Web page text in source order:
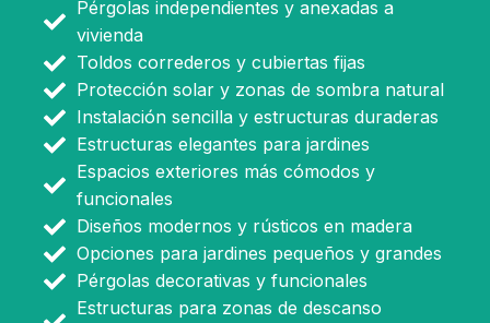
Pérgolas independientes y anexadas a
vivienda
Toldos correderos y cubiertas fijas
Protección solar y zonas de sombra natural
Instalación sencilla y estructuras duraderas
Estructuras elegantes para jardines
Espacios exteriores más cómodos y
funcionales
Diseños modernos y rústicos en madera
Opciones para jardines pequeños y grandes
Pérgolas decorativas y funcionales
Estructuras para zonas de descanso